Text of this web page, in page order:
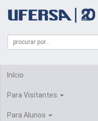
portal
UFERSA
Formulário
Busca
Campo
de
Início
Para Visitantes
Para Alunos